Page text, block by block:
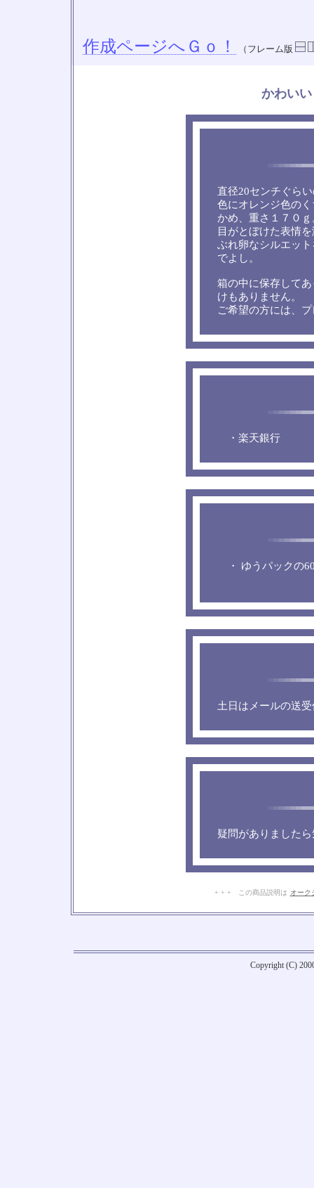
作成ページへＧｏ！ （フレーム版
かわい
直径20センチぐら
色にオレンジ色の
かめ、重さ１７０
目がとぼけた表情
ぶれ卵なシルエッ
でよし。
箱の中に保存して
けもありません。
ご希望の方には、
・楽天銀行
・ ゆうパックの
土日はメールの送
疑問がありました
+ + + この商品説明は オーク
Copyright (C)